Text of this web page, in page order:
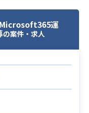
以降ASP.NETに
ただきます。
って会話するこ
運
の案件・求人